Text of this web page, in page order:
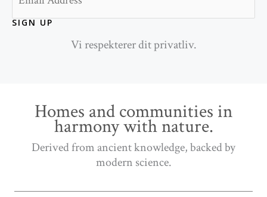
SIGN UP
Vi respekterer dit privatliv.
Homes and communities in
harmony with nature.
Derived from ancient knowledge, backed by
modern science.